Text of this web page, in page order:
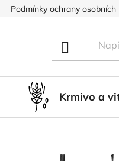
Podmínky ochrany osobních
Krmivo a